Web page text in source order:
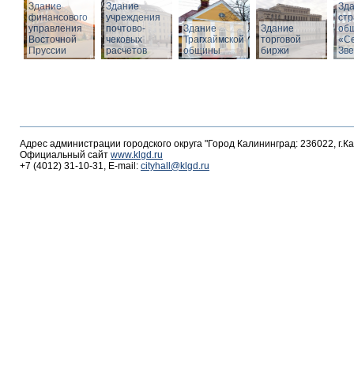
Здание
финансового
управления
Восточной
Пруссии
Здание
учреждения
почтово-
чековых
расчетов
Здание
Трагхаймской
общины
Здание
торговой
биржи
Адрес администрации городского округа "Город Калининград: 236022,
Официальный сайт www.klgd.ru
+7 (4012) 31-10-31, E-mail: cityhall@klgd.ru